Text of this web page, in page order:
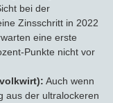
bei der
Zinsschritt in 2022
eine erste
Punkte nicht vor
Auch wenn
aus der ultralockeren